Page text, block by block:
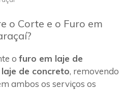
o Corte e o Furo em
o furo em laje de
de concreto, removendo
ambos os serviços os